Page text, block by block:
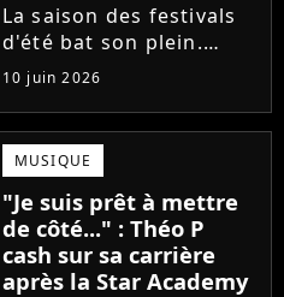
La saison des festivals
d'été bat son plein.
Avant sa venue à
Solidays ou aux
Francofolies, cette
chanteuse phare de la
pop francophone fait
une annonce de taille :
une fois sa tournée...
10 juin 2026
MUSIQUE
"Je suis prêt à mettre
de côté..." : Théo P
cash sur sa carrière
après la Star Academy